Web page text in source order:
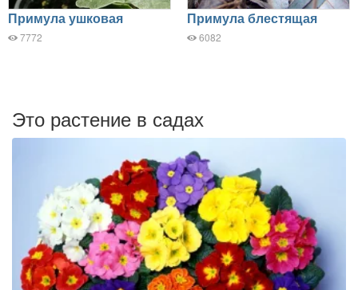
Примула ушковая
7772
Примула блестящая
6082
Это растение в садах